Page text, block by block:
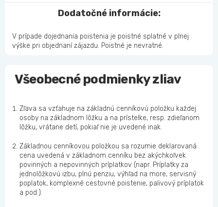
Dodatočné informácie:
V prípade dojednania poistenia je poistné splatné v plnej
výške pri objednaní zájazdu. Poistné je nevratné.
Všeobecné podmienky zliav
Zľava sa vzťahuje na základnú cenníkovú položku každej
osoby na základnom lôžku a na prístelke, resp. zdieľanom
lôžku, vrátane detí, pokiaľ nie je uvedené inak.
Základnou cenníkovou položkou sa rozumie deklarovaná
cena uvedená v základnom cenníku bez akýchkoľvek
povinných a nepovinných príplatkov (napr. Príplatky za
jednolôžkovú izbu, plnú penziu, výhľad na more, servisný
poplatok, komplexné cestovné poistenie, palivový príplatok
a pod.).